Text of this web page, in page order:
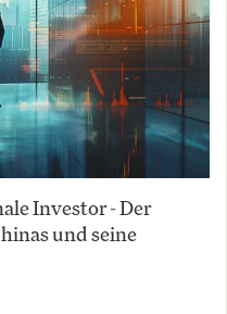
Investor - Der
und seine